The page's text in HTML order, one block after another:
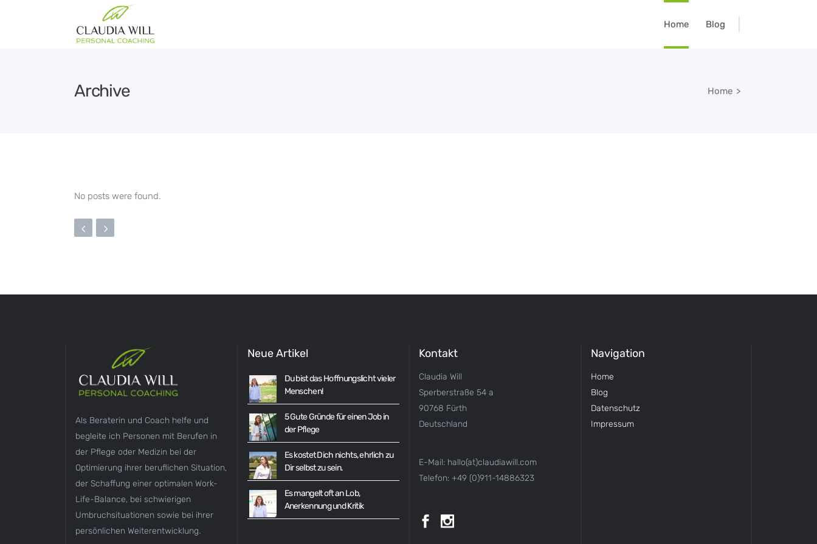
Home Blog
Archive Home >
No posts were found.
Als Beraterin und Coach helfe und
begleite ich Personen mit Berufen in
der Pflege oder Medizin bei der
Optimierung ihrer beruflichen Situation,
der Schaffung einer optimalen Work-
Life-Balance, bei schwierigen
Umbruchsituationen sowie bei ihrer
persönlichen Weiterentwicklung.
Neue Artikel
Du bist das Hoffnungslicht vieler
Menschen!
5 Gute Gründe für einen Job in
der Pflege
Es kostet Dich nichts, ehrlich zu
Dir selbst zu sein.
Es mangelt oft an Lob,
Anerkennung und Kritik
Kontakt
Claudia Will
Sperberstraße 54 a
90768 Fürth
Deutschland
E-Mail: hallo(at)claudiawill.com
Telefon: +49 (0)911-14886323
Navigation
Home
Blog
Datenschutz
Impressum